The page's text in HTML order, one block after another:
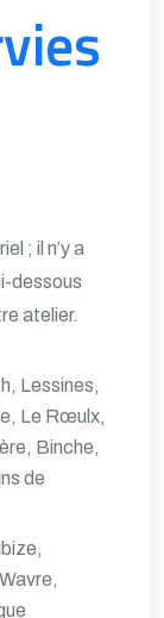
; il n’y a
dessous
atelier.
Lessines,
Le Rœulx,
Binche,
de